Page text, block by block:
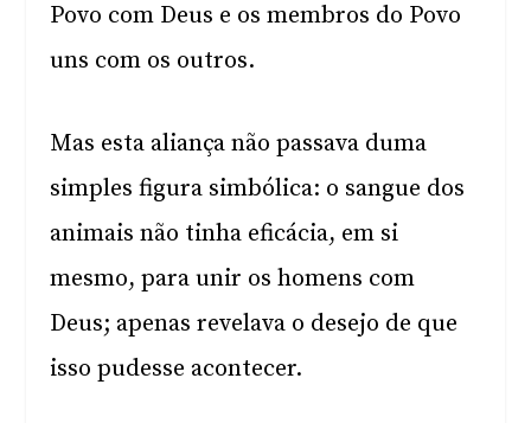
Povo com Deus e os membros do Povo
uns com os outros.
Mas esta aliança não passava duma
simples figura simbólica: o sangue dos
animais não tinha eficácia, em si
mesmo, para unir os homens com
Deus; apenas revelava o desejo de que
isso pudesse acontecer.